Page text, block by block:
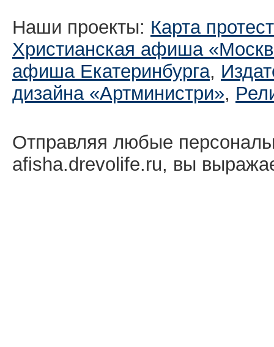
Наши проекты: Карта
Христианская афиша
афиша Екатеринбургa,
дизайна «Артминистри»,
Отправляя любые
afisha.drevolife.ru, вы